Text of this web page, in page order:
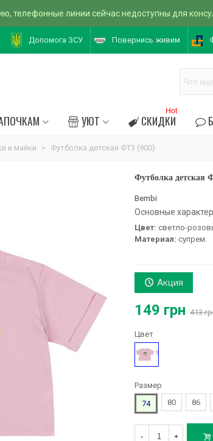
телефонные линии сейчас недоступны для
Допомога ЗСУ Повернись живим
УЮТ СКИДКИ
Hot
и майки > Футболка детская ФТ3 (900)
Футболка детская
Bembi
Основные
Цвет: светло-
Материал: супрем.
Акция
149 грн 413
Цвет
Розовый
Размер
74
80 86
- +